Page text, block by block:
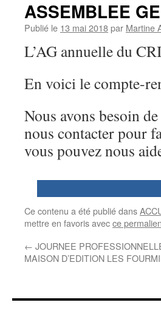
ASSEMBLEE
Publié le 13 mai 2018par Martine
L’AG annuelle du
En voici le compte-
Nous avons besoin
nous contacter pour
vous pouvez nous
Ce contenu a été publié dans
mettre en favoris avecce permalien
← JOURNEE
MAISON D’EDITION LES